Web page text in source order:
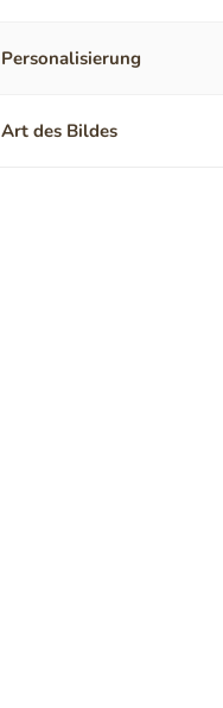
Personalisierung
Art des Bildes